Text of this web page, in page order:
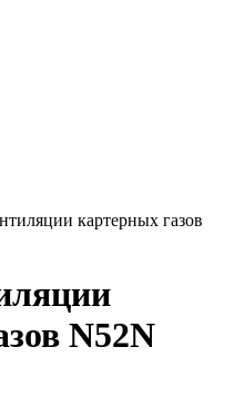
картерных газов
N52N